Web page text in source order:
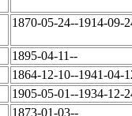
1870-05-24--1914-09-
1895-04-11--
1864-12-10--1941-04-
1905-05-01--1934-12-
1873-01-03--